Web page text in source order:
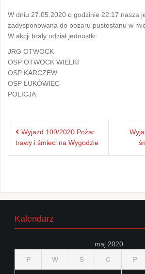
W dniu 27.05.2020 o godzinie 22:17 nasza
zadysponowana do pożaru pustostanu w
W akcji brały udział jednostki:
JRG OTWOCK
OSP OTWOCK WIELKI
OSP KARCZEW
OSP ŁUKÓWIEC
POLICJA
Nawigacja
wpisu
Wyjazd 109/2020 Pożar
trawy i śmieci na Wygodzie
Kalendarz
maj 2020
P
W Ś C P